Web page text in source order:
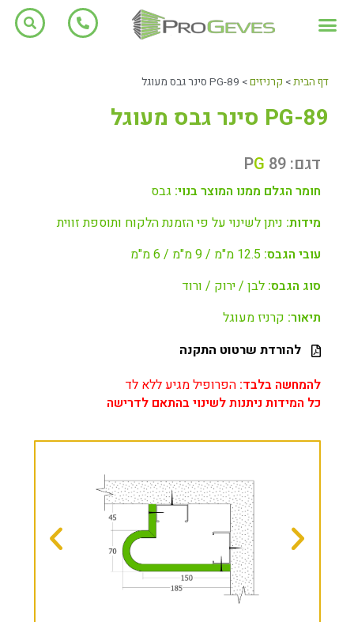
דף הבית> קרניזים> PG-89 סינר גבס מעוגל
PG-89 סינר גבס מעוגל
דגם: P G 89
חומר הגלם ממנו המוצר בנוי: גבס
מידות: ניתן לשינוי על פי הזמנת הלקוח ותוספת זווית
עובי הגבס: 12.5 מ"מ / 9 מ"מ / 6 מ"מ
סוג הגבס: לבן / ירוק / ורוד
תיאור: קרניז מעוגל
להורדת שרטוט התקנה
להמחשה בלבד: הפרופיל מגיע ללא לד
כל המידות ניתנות לשינוי בהתאם לדרישה